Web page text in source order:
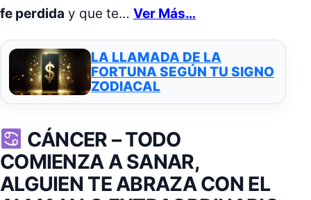
fe perdida y que te… Ver Más…
LA LLAMADA DE LA
FORTUNA SEGÚN TU SIGNO
ZODIACAL
CÁNCER –TODO
COMIENZA A SANAR,
ALGUIEN TE ABRAZA CON EL